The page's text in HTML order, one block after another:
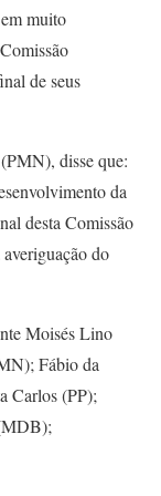
muito
de seus
disse que:
da
desta Comissão
do
Moisés Lino
Fábio da
Carlos (PP);